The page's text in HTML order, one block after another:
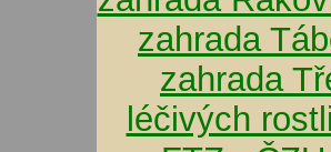
zahrada
zahrada
léčivých